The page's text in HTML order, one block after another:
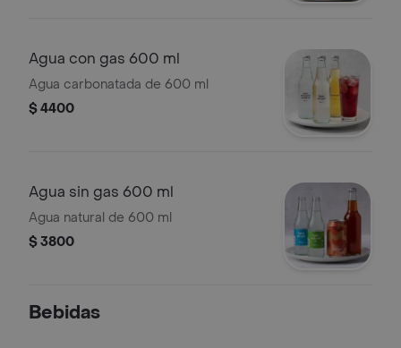
Agua con gas 600 ml
Agua carbonatada de 600 ml
$ 4400
Agua sin gas 600 ml
Agua natural de 600 ml
$ 3800
Bebidas